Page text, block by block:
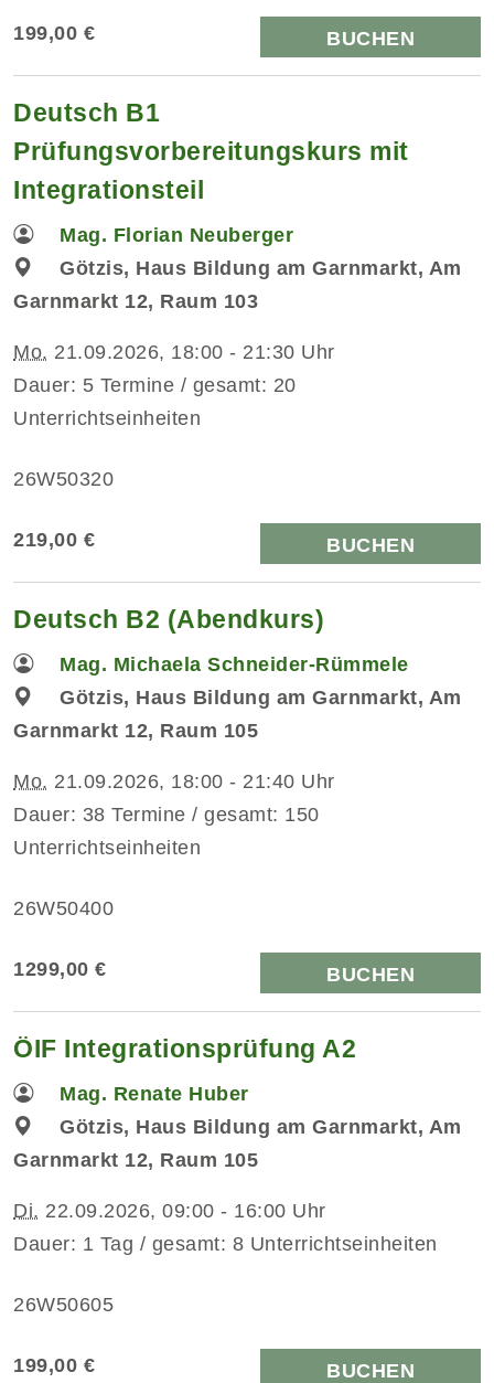
199,00 € BUCHEN
Deutsch B1
Prüfungsvorbereitungskurs mit
Integrationsteil
Mag. Florian Neuberger
Götzis, Haus Bildung am Garnmarkt, Am
Garnmarkt 12, Raum 103
Mo. 21.09.2026, 18:00 - 21:30 Uhr
Dauer: 5 Termine / gesamt: 20
Unterrichtseinheiten
26W50320
219,00 € BUCHEN
Deutsch B2 (Abendkurs)
Mag. Michaela Schneider-Rümmele
Götzis, Haus Bildung am Garnmarkt, Am
Garnmarkt 12, Raum 105
Mo. 21.09.2026, 18:00 - 21:40 Uhr
Dauer: 38 Termine / gesamt: 150
Unterrichtseinheiten
26W50400
1299,00 € BUCHEN
ÖIF Integrationsprüfung A2
Mag. Renate Huber
Götzis, Haus Bildung am Garnmarkt, Am
Garnmarkt 12, Raum 105
Di. 22.09.2026, 09:00 - 16:00 Uhr
Dauer: 1 Tag / gesamt: 8 Unterrichtseinheiten
26W50605
199,00 € BUCHEN